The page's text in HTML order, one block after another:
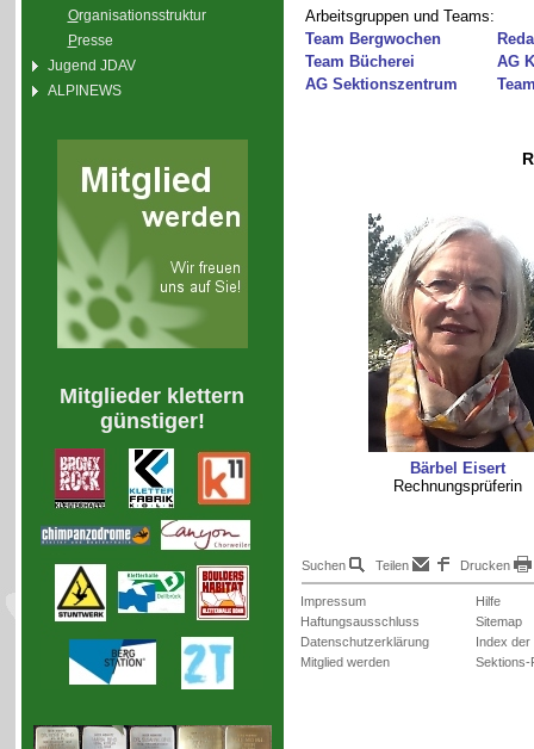
Organisationsstruktur
Presse
Jugend JDAV
ALPINEWS
Mitglieder klettern
günstiger!
Arbeitsgruppen und Teams:
Team Bergwochen
Team Bücherei
AG
AG Sektionszentrum
Bärbel Eisert
Rechnungsprüferin
Suchen Teilen Drucken
Impressum
Haftungsausschluss
Datenschutzerklärung
Mitglied werden
Hilfe
Sitemap
Index der
Sektions-